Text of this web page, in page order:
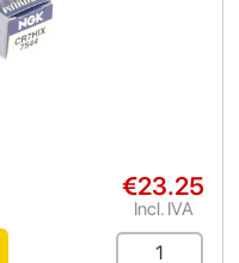
€23.25
Incl. IVA